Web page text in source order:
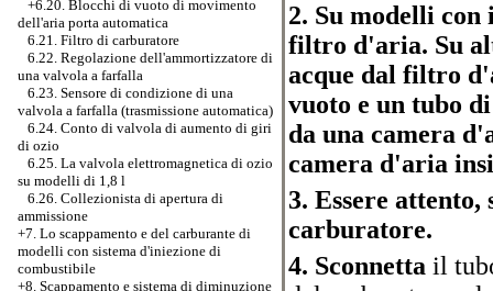
+6.20. Blocchi di vuoto di movimento
dell'aria porta automatica
6.21. Filtro di carburatore
6.22. Regolazione dell'ammortizzatore di
una valvola a farfalla
6.23. Sensore di condizione di una
valvola a farfalla (trasmissione automatica)
6.24. Conto di valvola di aumento di giri
di ozio
6.25. La valvola elettromagnetica di ozio
su modelli di 1,8 l
6.26. Collezionista di apertura di
ammissione
+7. Lo scappamento e del carburante di
modelli con sistema d'iniezione di
combustibile
+8. Scappamento e sistema di diminuzione
2. Su modelli
filtro d'aria. Su
acque dal filtro
vuoto e un tubo
da una camera
camera d'aria
3. Essere
carburatore.
4. Sconnetta il